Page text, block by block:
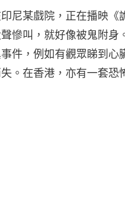
尼某戲院，正在播映《
慘叫，就好像被鬼附身
件，例如有觀眾睇到心
。在香港，亦有一套恐